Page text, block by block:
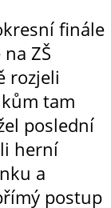
finále
ZŠ
rozjeli
tam
poslední
herní
a
postup